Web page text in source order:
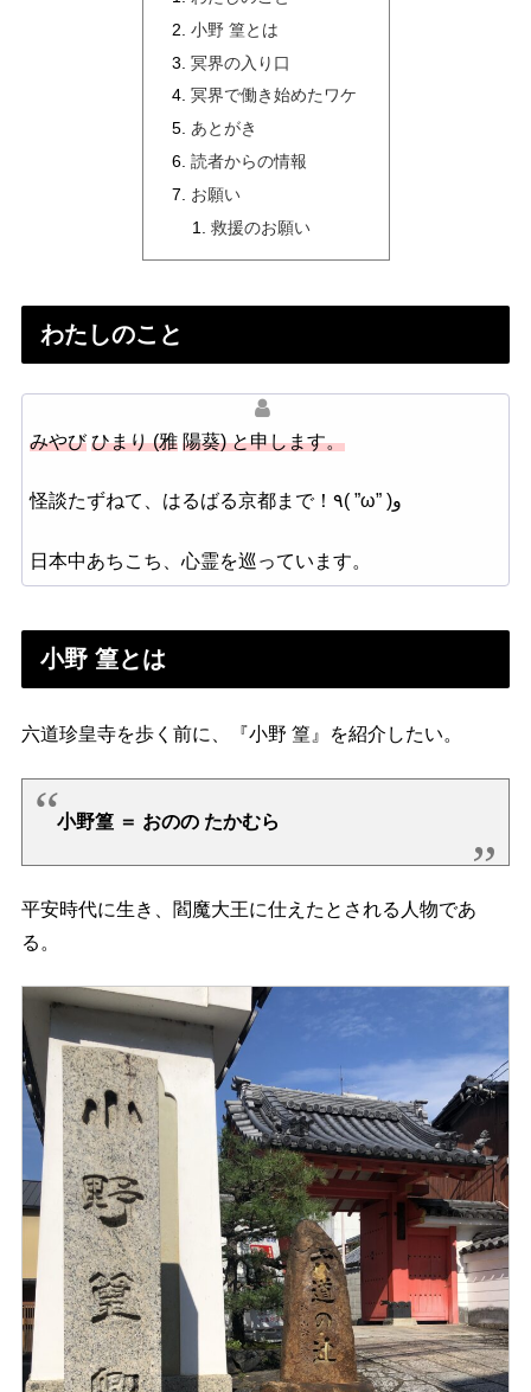
小野 篁とは
冥界の入り口
冥界で働き始めたワケ
あとがき
読者からの情報
お願い
救援のお願い
わたしのこと
みやび ひまり(雅 陽葵)と申します。
怪談たずねて、はるばる京都まで！٩( ”ω” )و
日本中あちこち、心霊を巡っています。
小野 篁とは
六道珍皇寺を歩く前に、『小野 篁』を紹介したい。
小野篁 ＝ おのの たかむら
平安時代に生き、閻魔大王に仕えたとされる人物であ
る。